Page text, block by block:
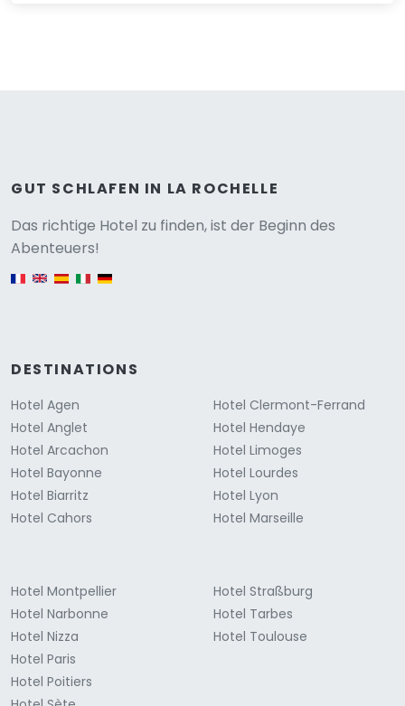
GUT SCHLAFEN IN LA ROCHELLE
Das richtige Hotel zu finden, ist der Beginn des
Abenteuers!
DESTINATIONS
Hotel Agen
Hotel Anglet
Hotel Arcachon
Hotel Bayonne
Hotel Biarritz
Hotel Cahors
Hotel Clermont-Ferrand
Hotel Hendaye
Hotel Limoges
Hotel Lourdes
Hotel Lyon
Hotel Marseille
Hotel Montpellier
Hotel Narbonne
Hotel Nizza
Hotel Paris
Hotel Poitiers
Hotel Straßburg
Hotel Tarbes
Hotel Toulouse